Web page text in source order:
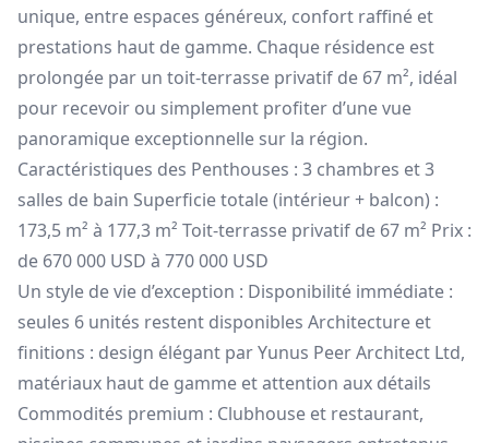
unique, entre espaces généreux, confort raffiné et
prestations haut de gamme. Chaque résidence est
prolongée par un toit-terrasse privatif de 67 m², idéal
pour recevoir ou simplement profiter d’une vue
panoramique exceptionnelle sur la région.
Caractéristiques des Penthouses : 3 chambres et 3
salles de bain Superficie totale (intérieur + balcon) :
173,5 m² à 177,3 m² Toit-terrasse privatif de 67 m² Prix :
de 670 000 USD à 770 000 USD
Un style de vie d’exception : Disponibilité immédiate :
seules 6 unités restent disponibles Architecture et
finitions : design élégant par Yunus Peer Architect Ltd,
matériaux haut de gamme et attention aux détails
Commodités premium : Clubhouse et restaurant,